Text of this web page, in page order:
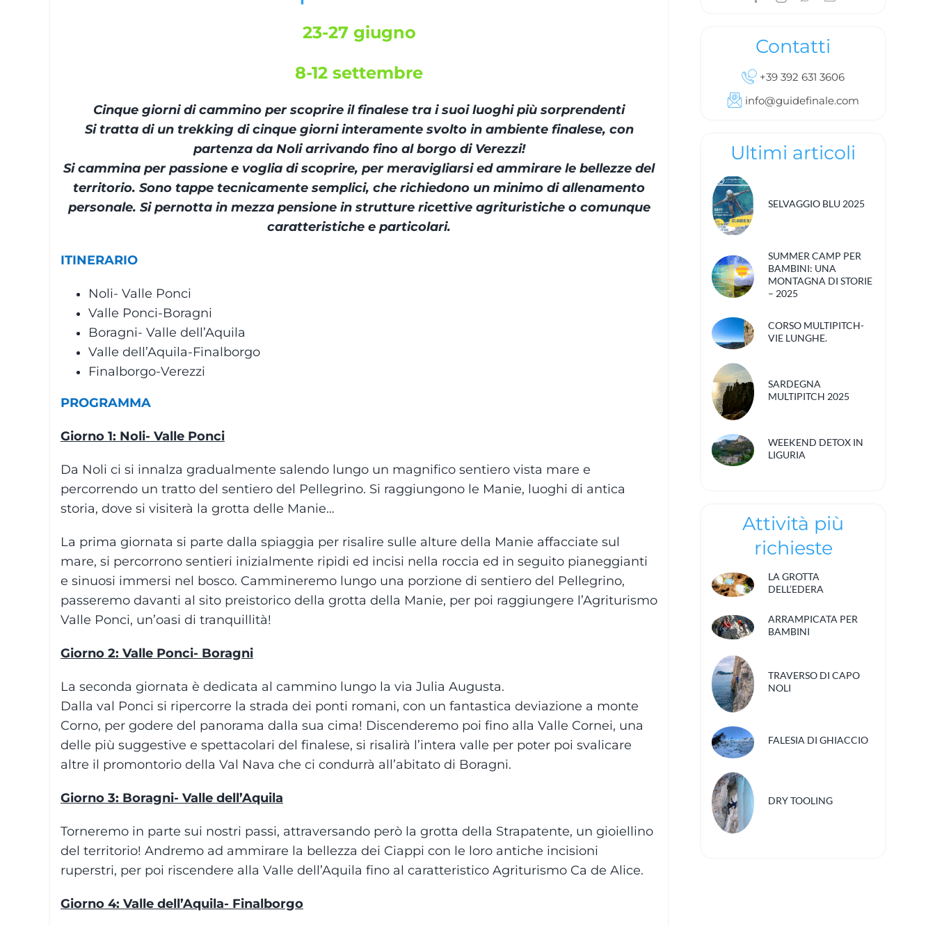
23-27 giugno
8-12 settembre
Cinque giorni di cammino per scoprire il finalese tra i suoi luoghi più sorprendenti
Si tratta di un trekking di cinque giorni interamente svolto in ambiente finalese, con
partenza da Noli arrivando fino al borgo di Verezzi!
Si cammina per passione e voglia di scoprire, per meravigliarsi ed ammirare le bellezze del
territorio. Sono tappe tecnicamente semplici, che richiedono un minimo di allenamento
personale. Si pernotta in mezza pensione in strutture ricettive agrituristiche o comunque
caratteristiche e particolari.
ITINERARIO
Noli- Valle Ponci
Valle Ponci-Boragni
Boragni- Valle dell’Aquila
Valle dell’Aquila-Finalborgo
Finalborgo-Verezzi
PROGRAMMA
Giorno 1: Noli- Valle Ponci
Da Noli ci si innalza gradualmente salendo lungo un magnifico sentiero vista mare e
percorrendo un tratto del sentiero del Pellegrino. Si raggiungono le Manie, luoghi di antica
storia, dove si visiterà la grotta delle Manie…
La prima giornata si parte dalla spiaggia per risalire sulle alture della Manie affacciate sul
mare, si percorrono sentieri inizialmente ripidi ed incisi nella roccia ed in seguito pianeggianti
e sinuosi immersi nel bosco. Cammineremo lungo una porzione di sentiero del Pellegrino,
passeremo davanti al sito preistorico della grotta della Manie, per poi raggiungere l’Agriturismo
Valle Ponci, un’oasi di tranquillità!
Giorno 2: Valle Ponci- Boragni
La seconda giornata è dedicata al cammino lungo la via Julia Augusta.
Dalla val Ponci si ripercorre la strada dei ponti romani, con un fantastica deviazione a monte
Corno, per godere del panorama dalla sua cima! Discenderemo poi fino alla Valle Cornei, una
delle più suggestive e spettacolari del finalese, si risalirà l’intera valle per poter poi svalicare
altre il promontorio della Val Nava che ci condurrà all’abitato di Boragni.
Giorno 3: Boragni- Valle dell’Aquila
Torneremo in parte sui nostri passi, attraversando però la grotta della Strapatente, un gioiellino
del territorio! Andremo ad ammirare la bellezza dei Ciappi con le loro antiche incisioni
ruperstri, per poi riscendere alla Valle dell’Aquila fino al caratteristico Agriturismo Ca de Alice.
Giorno 4: Valle dell’Aquila- Finalborgo
Contatti
+39 392 631 3606
info@guidefinale.com
Ultimi articoli
SELVAGGIO BLU 2025
SUMMER CAMP PER
BAMBINI: UNA
MONTAGNA DI STORIE
– 2025
CORSO MULTIPITCH-
VIE LUNGHE.
SARDEGNA
MULTIPITCH 2025
WEEKEND DETOX IN
LIGURIA
Attività più
richieste
LA GROTTA
DELL’EDERA
ARRAMPICATA PER
BAMBINI
TRAVERSO DI CAPO
NOLI
FALESIA DI GHIACCIO
DRY TOOLING